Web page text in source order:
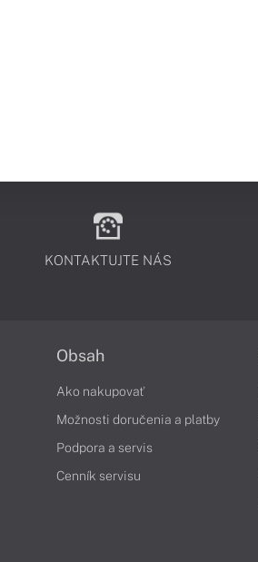
KONTAKTUJTE NÁS
Obsah
Ako nakupovať
Možnosti doručenia a platby
Podpora a servis
Cenník servisu